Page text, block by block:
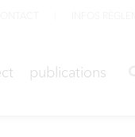
publications